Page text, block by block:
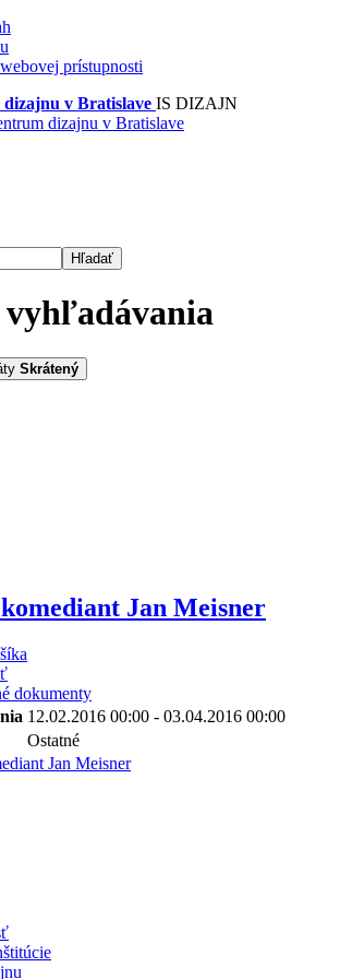
prístupnosti
dizajnu v Bratislave IS DIZAJN
Hľadať
Skrátený
Jan Meisner
dokumenty
12.02.2016 00:00 - 03.04.2016 00:00
Ostatné